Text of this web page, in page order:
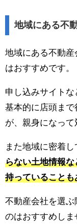
地域にある不
地域にある不動
はおすすめです。
申し込みサイトな
基本的に店頭ま
が、親身になって
また地域に密着し
らない土地情報
持っていることも
不動産会社を選
のはおすすめしま